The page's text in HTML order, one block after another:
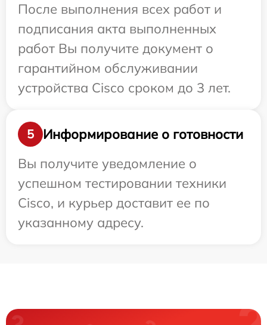
После выполнения всех работ и
подписания акта выполненных
работ Вы получите документ о
гарантийном обслуживании
устройства Cisco сроком до 3 лет.
5
Информирование о готовности
Вы получите уведомление о
успешном тестировании техники
Cisco, и курьер доставит ее по
указанному адресу.